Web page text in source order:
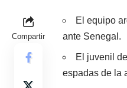
Compartir
El equipo
ante Senegal.
El juvenil
espadas de la